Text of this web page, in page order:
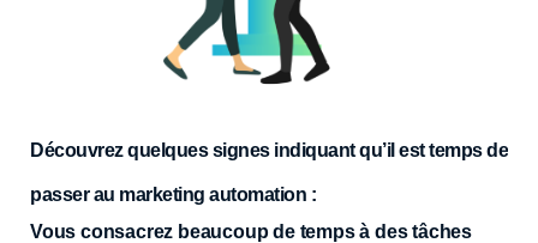
Découvrez quelques signes indiquant qu’il est temps de
passer au marketing automation :
Vous consacrez beaucoup de temps à des tâches